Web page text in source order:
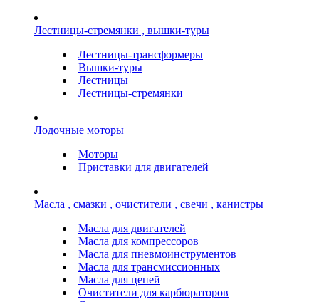
Лестницы-стремянки , вышки-туры
Лестницы-трансформеры
Вышки-туры
Лестницы
Лестницы-стремянки
Лодочные моторы
Моторы
Приставки для двигателей
Масла , смазки , очистители , свечи , канистры
Масла для двигателей
Масла для компрессоров
Масла для пневмоинструментов
Масла для трансмиссионных
Масла для цепей
Очистители для карбюраторов